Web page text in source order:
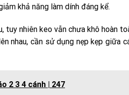
khả năng làm dính đáng kể.
nhiên keo vẫn chưa khô hoàn
nhau, cần sử dụng nẹp kẹp giữa
2 3 4 cánh | 247